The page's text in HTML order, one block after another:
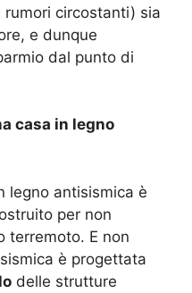
circostanti) sia
e dunque
dal punto di
casa in legno
legno antisismica è
per non
terremoto. E non
è progettata
delle strutture